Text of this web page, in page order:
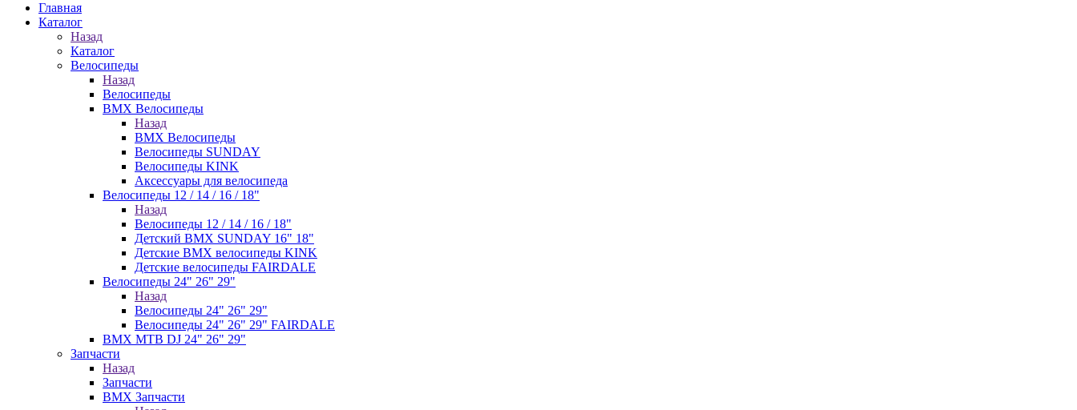
Главная
Каталог
Назад
Каталог
Велосипеды
Назад
Велосипеды
BMX Велосипеды
Назад
BMX Велосипеды
Велосипеды SUNDAY
Велосипеды KINK
Аксессуары для велосипеда
Велосипеды 12 / 14 / 16 / 18"
Назад
Велосипеды 12 / 14 / 16 / 18"
Детский BMX SUNDAY 16" 18"
Детские BMX велосипеды KINK
Детские велосипеды FAIRDALE
Велосипеды 24" 26" 29"
Назад
Велосипеды 24" 26" 29"
Велосипеды 24" 26" 29" FAIRDALE
BMX MTB DJ 24" 26" 29"
Запчасти
Назад
Запчасти
BMX Запчасти